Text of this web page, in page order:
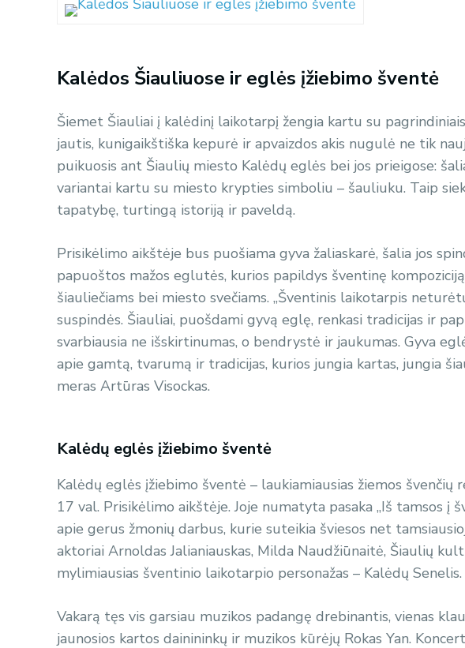
Kalėdos Šiauliuose ir eglės įžiebimo šventė
Šiemet Šiauliai į kalėdinį laikotarpį žengia kartu su
jautis, kunigaikštiška kepurė ir apvaizdos akis nugulė ne tik
puikuosis ant Šiaulių miesto Kalėdų eglės bei jos prieigose:
variantai kartu su miesto krypties simboliu – šauliuku. Taip
tapatybę, turtingą istoriją ir paveldą.
Prisikėlimo aikštėje bus puošiama gyva žaliaskarė, šalia jos
papuoštos mažos eglutės, kurios papildys šventinę
šiauliečiams bei miesto svečiams. „Šventinis laikotarpis
suspindės. Šiauliai, puošdami gyvą eglę, renkasi tradicijas ir
svarbiausia ne išskirtinumas, o bendrystė ir jaukumas. Gyva
apie gamtą, tvarumą ir tradicijas, kurios jungia kartas, jungia
meras Artūras Visockas.
Kalėdų eglės įžiebimo šventė
Kalėdų eglės įžiebimo šventė – laukiamiausias žiemos švenčių
17 val. Prisikėlimo aikštėje. Joje numatyta pasaka „Iš tamsos į
apie gerus žmonių darbus, kurie suteikia šviesos net
aktoriai Arnoldas Jalianiauskas, Milda Naudžiūnaitė, Šiaulių
mylimiausias šventinio laikotarpio personažas – Kalėdų Senelis.
Vakarą tęs vis garsiau muzikos padangę drebinantis, vienas
jaunosios kartos dainininkų ir muzikos kūrėjų Rokas Yan.